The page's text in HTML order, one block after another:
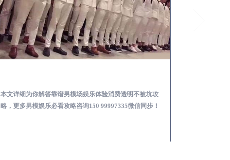
本文详细为你解答靠谱男模场娱乐体验消费透明不被坑攻
略，更多男模娱乐必看攻略咨询150 99997335微信同步！